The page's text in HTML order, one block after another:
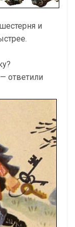
и
ответили